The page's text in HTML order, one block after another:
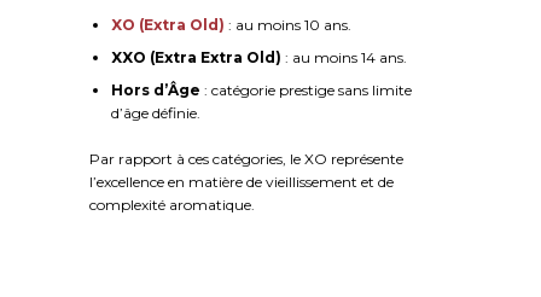
XO (Extra Old) : au moins 10 ans.
XXO (Extra Extra Old) : au moins 14 ans.
Hors d’Âge : catégorie prestige sans limite
d’âge définie.
Par rapport à ces catégories, le XO représente
l’excellence en matière de vieillissement et de
complexité aromatique.